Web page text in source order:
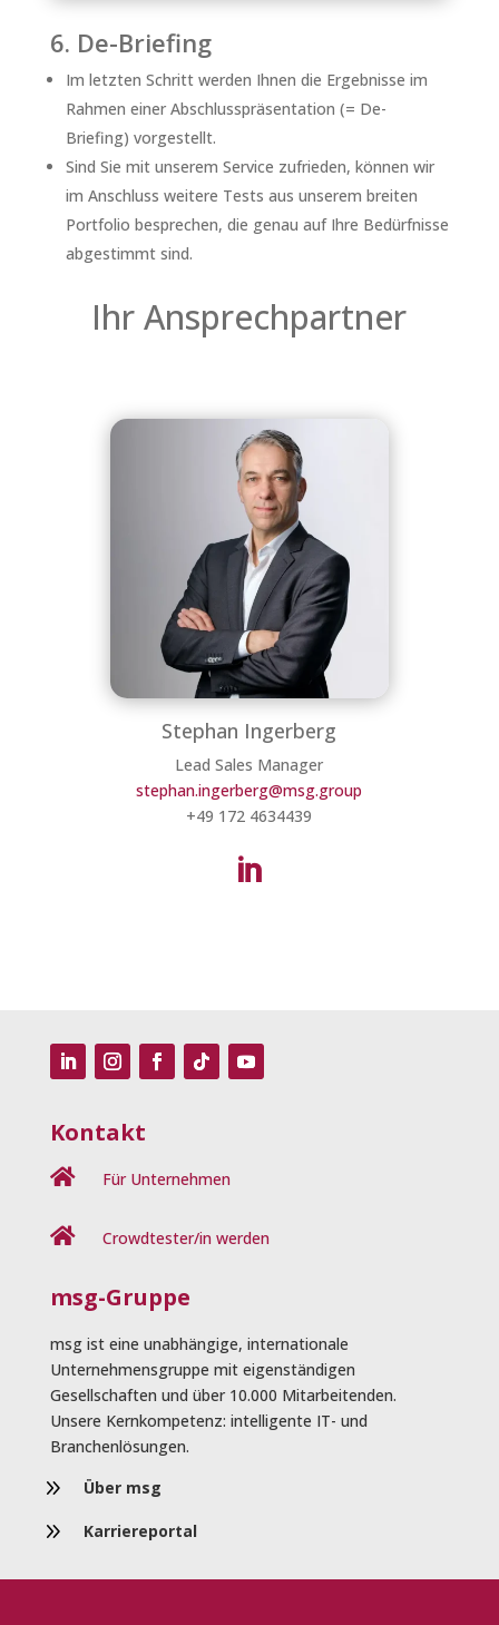
6. De-Briefing
Im letzten Schritt werden Ihnen die Ergebnisse im
Rahmen einer Abschlusspräsentation (= De-
Briefing) vorgestellt.
Sind Sie mit unserem Service zufrieden, können wir
im Anschluss weitere Tests aus unserem breiten
Portfolio besprechen, die genau auf Ihre Bedürfnisse
abgestimmt sind.
Ihr Ansprechpartner
Stephan Ingerberg
Lead Sales Manager
stephan.ingerberg@msg.group
+49 172 4634439

Kontakt
 Für Unternehmen
 Crowdtester/in werden
msg-Gruppe
msg ist eine unabhängige, internationale
Unternehmensgruppe mit eigenständigen
Gesellschaften und über 10.000 Mitarbeitenden.
Unsere Kernkompetenz: intelligente IT- und
Branchenlösungen.
9 Über msg
9 Karriereportal